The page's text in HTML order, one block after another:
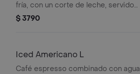
fría, con un corte de leche, servido
sobre hielo.
$ 3790
Iced Americano L
Café espresso combinado con agua